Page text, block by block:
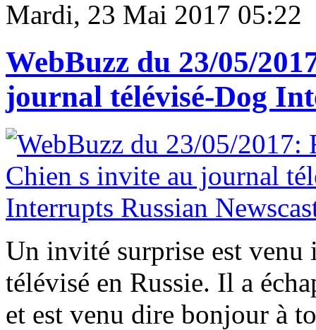
Mardi, 23 Mai 2017 05:22
WebBuzz du 23/05/
journal télévisé-Dog
Un invité surprise est venu
télévisé en Russie. Il a
et est venu dire bonjour à